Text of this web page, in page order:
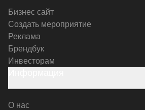
Бизнес сайт
Создать мероприятие
Реклама
Брендбук
Инвесторам
О нас